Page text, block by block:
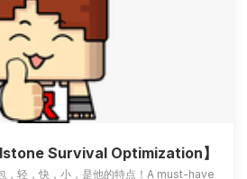
Survival Optimization】
，轻，快，小，是他的特点！A must-have